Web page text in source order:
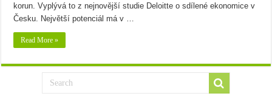
korun. Vyplývá to z nejnovější studie Deloitte o sdílené ekonomice v
Česku. Největší potenciál má v …
Read More »